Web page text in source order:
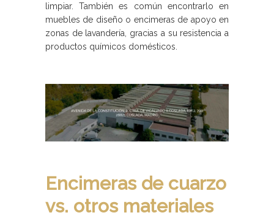
limpiar. También es común encontrarlo en
muebles de diseño o encimeras de apoyo en
zonas de lavandería, gracias a su resistencia a
productos químicos domésticos.
Encimeras de cuarzo
vs. otros materiales